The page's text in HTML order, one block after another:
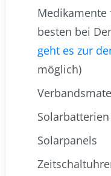
besten bei
geht es zur
möglich)
Solarbatterien
Solarpanels